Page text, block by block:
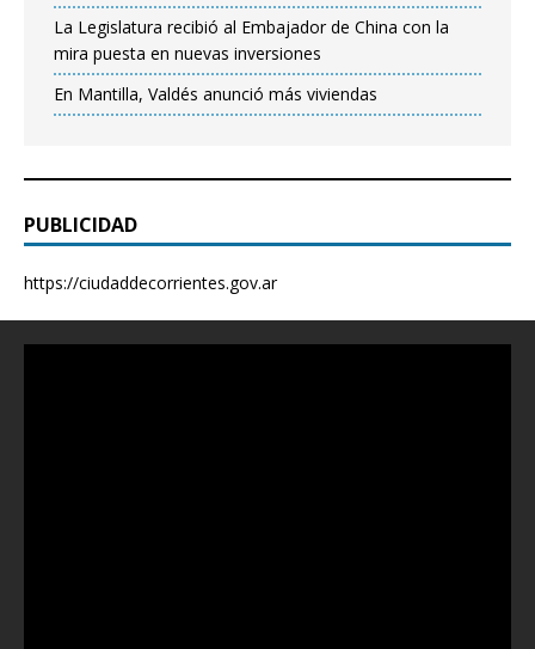
La Legislatura recibió al Embajador de China con la
mira puesta en nuevas inversiones
En Mantilla, Valdés anunció más viviendas
PUBLICIDAD
https://ciudaddecorrientes.gov.ar